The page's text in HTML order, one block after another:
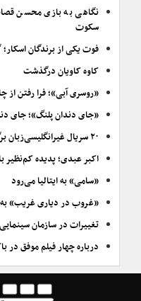
نگاهی به بازی محسن
سکوت
فوت یکی از برندگان
کاوه کاویان درگذشت
«روسری آبی»؛ فرا رفتن از
«جای دندان پلنگ»؛ جای
۲۰ سریال غیرانگلیسی‌زبان برگزیده سال‌های اخیر
اکبر عبدی؛ پدیده کم‌نظیر
«سامی» به ایتالیا می‌رود
«غروب در دیاری غریب» به
تغییرات در سازمان
درباره چهار فیلم موفق در باکس آفیس ۲۰۲۶/